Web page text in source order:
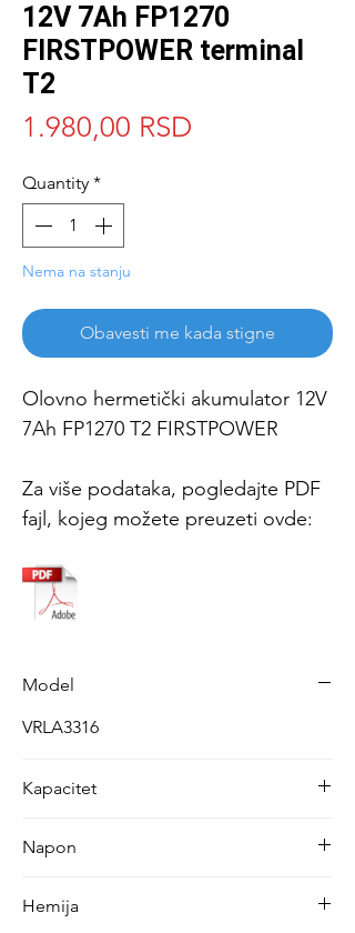
12V 7Ah FP1270
FIRSTPOWER terminal
T2
1.980,00 RSD
Quantity *
Nema na stanju
Obavesti me kada stigne
Olovno hermetički akumulator 12V
7Ah FP1270 T2 FIRSTPOWER
Za više podataka, pogledajte PDF
fajl, kojeg možete preuzeti ovde:
Model
VRLA3316
Kapacitet
Napon
Hemija